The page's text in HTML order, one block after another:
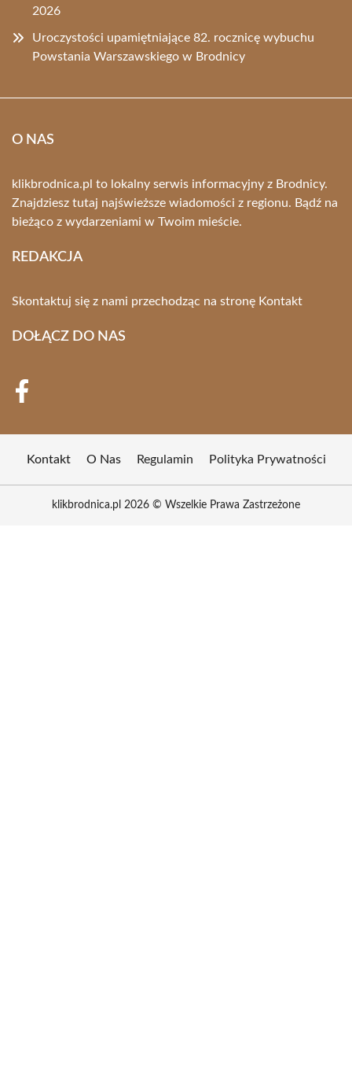
2026
Uroczystości upamiętniające 82. rocznicę wybuchu
Powstania Warszawskiego w Brodnicy
O NAS
klikbrodnica.pl to lokalny serwis informacyjny z Brodnicy.
Znajdziesz tutaj najświeższe wiadomości z regionu. Bądź na
bieżąco z wydarzeniami w Twoim mieście.
REDAKCJA
Skontaktuj się z nami przechodząc na stronę Kontakt
DOŁĄCZ DO NAS
Kontakt O Nas Regulamin Polityka Prywatności
klikbrodnica.pl 2026 © Wszelkie Prawa Zastrzeżone